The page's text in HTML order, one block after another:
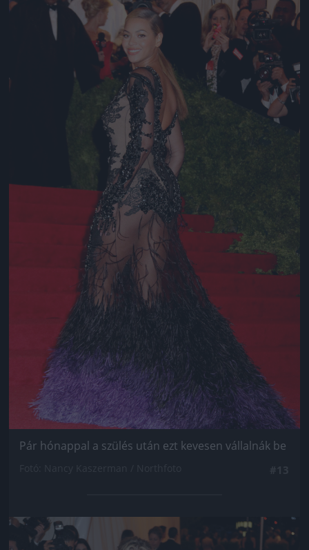
Jön még kép!
Pár hónappal a szülés után ezt kevesen vállalnák be
Jön még kép!